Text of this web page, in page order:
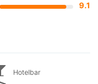
9.1
Hotelbar